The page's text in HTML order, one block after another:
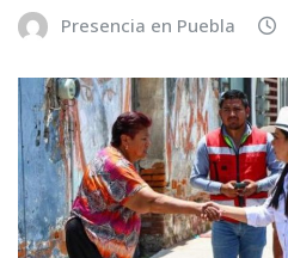
Presencia en Puebla